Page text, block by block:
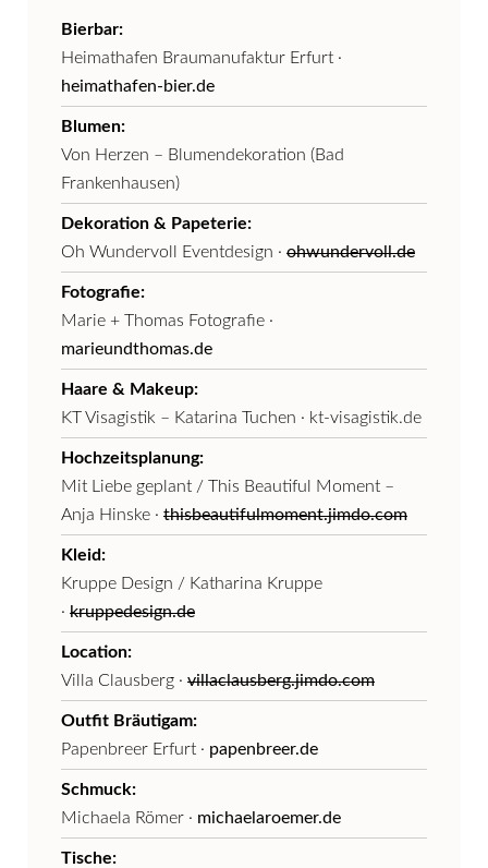
Bierbar:
Heimathafen Braumanufaktur Erfurt ·
heimathafen-bier.de
Blumen:
Von Herzen – Blumendekoration (Bad
Frankenhausen)
Dekoration & Papeterie:
Oh Wundervoll Eventdesign · ohwundervoll.de
Fotografie:
Marie + Thomas Fotografie ·
marieundthomas.de
Haare & Makeup:
KT Visagistik – Katarina Tuchen · kt-visagistik.de
Hochzeitsplanung:
Mit Liebe geplant / This Beautiful Moment –
Anja Hinske · thisbeautifulmoment.jimdo.com
Kleid:
Kruppe Design / Katharina Kruppe
· kruppedesign.de
Location:
Villa Clausberg · villaclausberg.jimdo.com
Outfit Bräutigam:
Papenbreer Erfurt · papenbreer.de
Schmuck:
Michaela Römer · michaelaroemer.de
Tische: